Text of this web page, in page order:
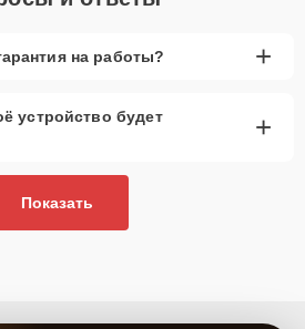
на работы? +
устройство будет
+
Показать